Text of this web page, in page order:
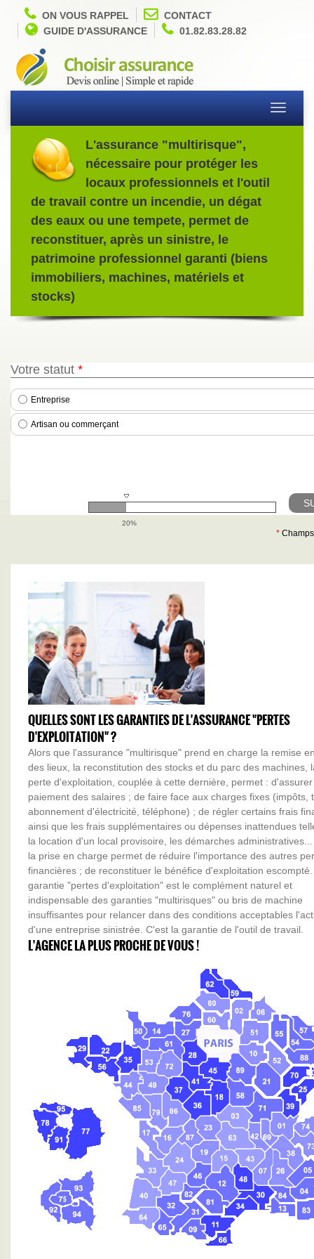
ON VOUS RAPPEL
CONTACT
GUIDE D'ASSURANCE
01.82.83.28.82
Toggle
L'assurance "multirisque",
nécessaire pour protéger les
locaux professionnels et l'outil
de travail contre un incendie, un dégat
des eaux ou une tempete, permet de
reconstituer, après un sinistre, le
patrimoine professionnel garanti (biens
immobiliers, machines, matériels et
stocks)
QUELLES SONT LES GARANTIES DE L'ASSURANCE "PERTES
D'EXPLOITATION" ?
Alors que l'assurance "multirisque" prend en charge la remise
des lieux, la reconstitution des stocks et du parc des machines,
perte d'exploitation, couplée à cette dernière, permet :
paiement des salaires ; de faire face aux charges fixes (impôts,
abonnement d'électricité, téléphone) ; de régler certains frais
ainsi que les frais supplémentaires ou dépenses inattendues
la location d'un local provisoire, les démarches
la prise en charge permet de réduire l'importance des autres
financières ; de reconstituer le bénéfice d'exploitation
garantie "pertes d'exploitation" est le complément naturel et
indispensable des garanties "multirisques" ou bris de machine
insuffisantes pour relancer dans des conditions acceptables
d'une entreprise sinistrée. C'est la garantie de l'outil de travail.
L'AGENCE LA PLUS PROCHE DE VOUS !